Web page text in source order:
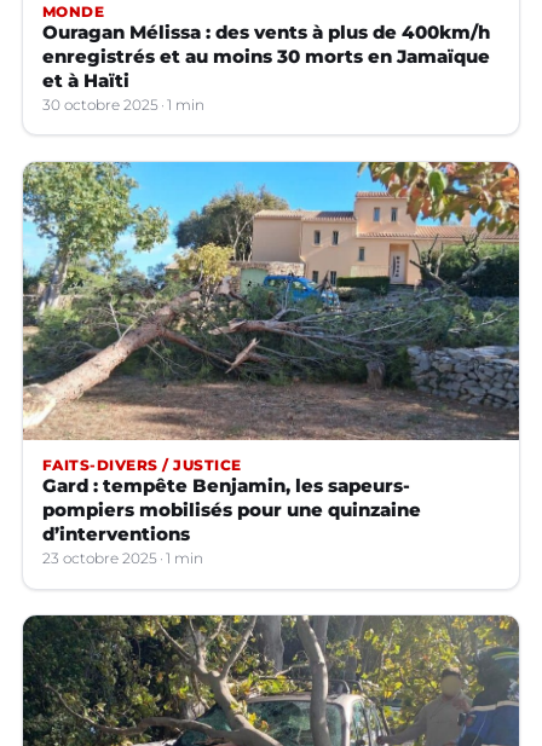
MONDE
Ouragan Mélissa : des vents à plus de 400km/h
enregistrés et au moins 30 morts en Jamaïque
et à Haïti
30 octobre 2025 1 min
FAITS-DIVERS / JUSTICE
Gard : tempête Benjamin, les sapeurs-
pompiers mobilisés pour une quinzaine
d’interventions
23 octobre 2025 1 min